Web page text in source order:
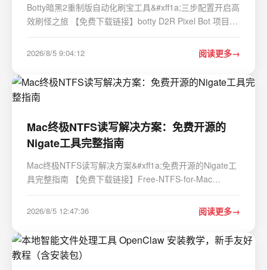
Botty暗黑2重制版自动化刷宝工具&#xff1a;三步配置开启高
效刷怪之旅 【免费下载链接】botty D2R Pixel Bot 项目地
重制版中无尽的重复刷怪感到疲惫吗&#xff1f;Botty是一款
2026/8/5 9:04:12 阅读更多
Mac终极NTFS读写解决方案：免费开源的
Nigate工具完整指南
Mac终极NTFS读写解决方案&#xff1a;免费开源的Nigate工
具完整指南 【免费下载链接】Free-NTFS-for-Mac
all Mac models (Intel and Apple Silicon), providing full
read-write access, mounting, and management …
2026/8/5 12:47:36 阅读更多